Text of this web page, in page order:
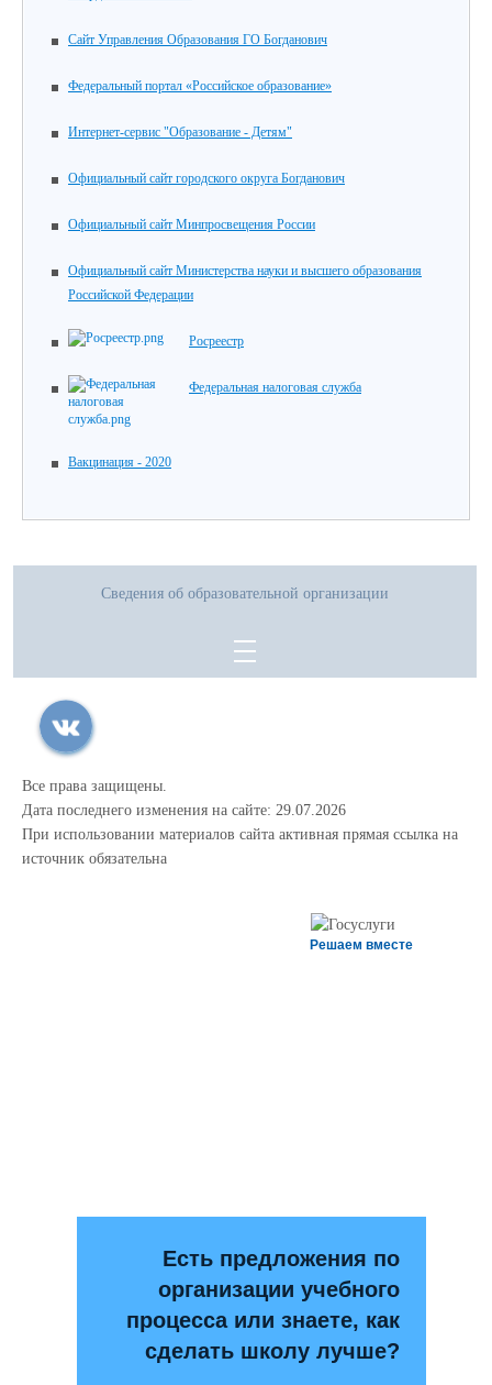
Сайт Управления Образования ГО Богданович
Федеральный портал «Российское образование»
Интернет-сервис "Образование - Детям"
Официальный сайт городского округа Богданович
Официальный сайт Минпросвещения России
Официальный сайт Министерства науки и высшего образования
Российской Федерации
Росреестр
Федеральная налоговая служба
Вакцинация - 2020
Сведения об образовательной организации
Все права защищены.
Дата последнего изменения на сайте: 29.07.2026
При использовании материалов сайта активная прямая ссылка на
источник обязательна
Решаем вместе
Есть предложения по
организации учебного
процесса или знаете, как
сделать школу лучше?